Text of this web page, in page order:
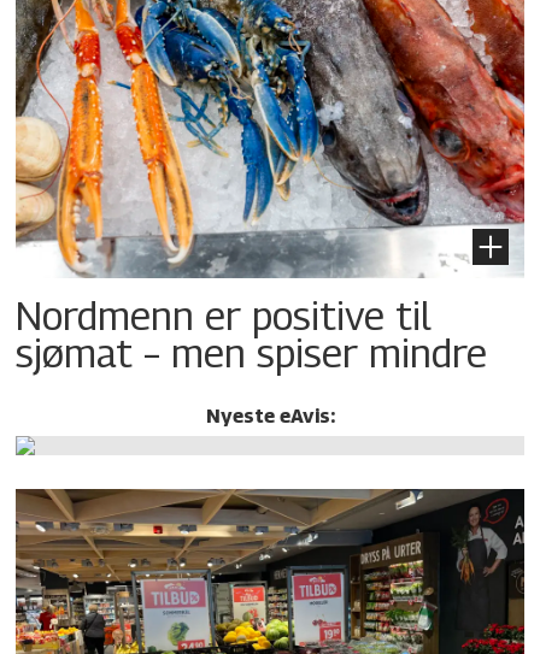
Nordmenn er positive til
sjømat – men spiser mindre
Nyeste eAvis: